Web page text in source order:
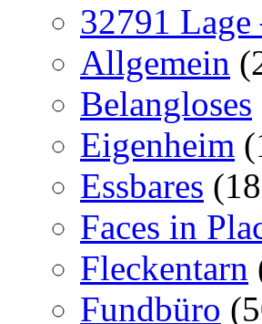
32791
Allgemein
Belangloses
Eigenheim
Essbares
Faces in
Fleckentarn
Fundbüro